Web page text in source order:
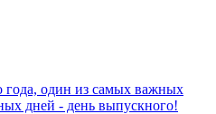
года, один из самых важных
дней - день выпускного!